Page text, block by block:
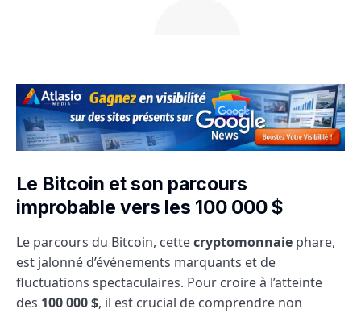
Le Bitcoin et son parcours
improbable vers les 100 000 $
Le parcours du Bitcoin, cettecryptomonnaie phare,
est jalonné d’événements marquants et de
fluctuations spectaculaires. Pour croire à l’atteinte
des 100 000 $, il est crucial de comprendre non